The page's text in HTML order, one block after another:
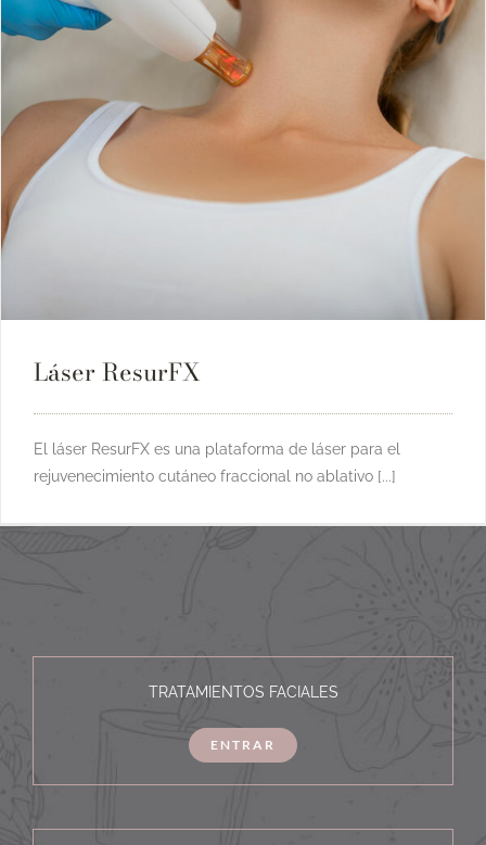
Láser ResurFX
El láser ResurFX es una plataforma de láser para el
rejuvenecimiento cutáneo fraccional no ablativo [...]
TRATAMIENTOS FACIALES
ENTRAR